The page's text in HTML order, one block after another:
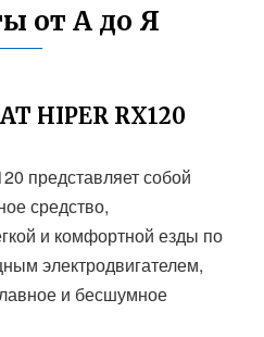
от А до Я
HIPER RX120
представляет собой
средство,
и комфортной езды по
электродвигателем,
и бесшумное